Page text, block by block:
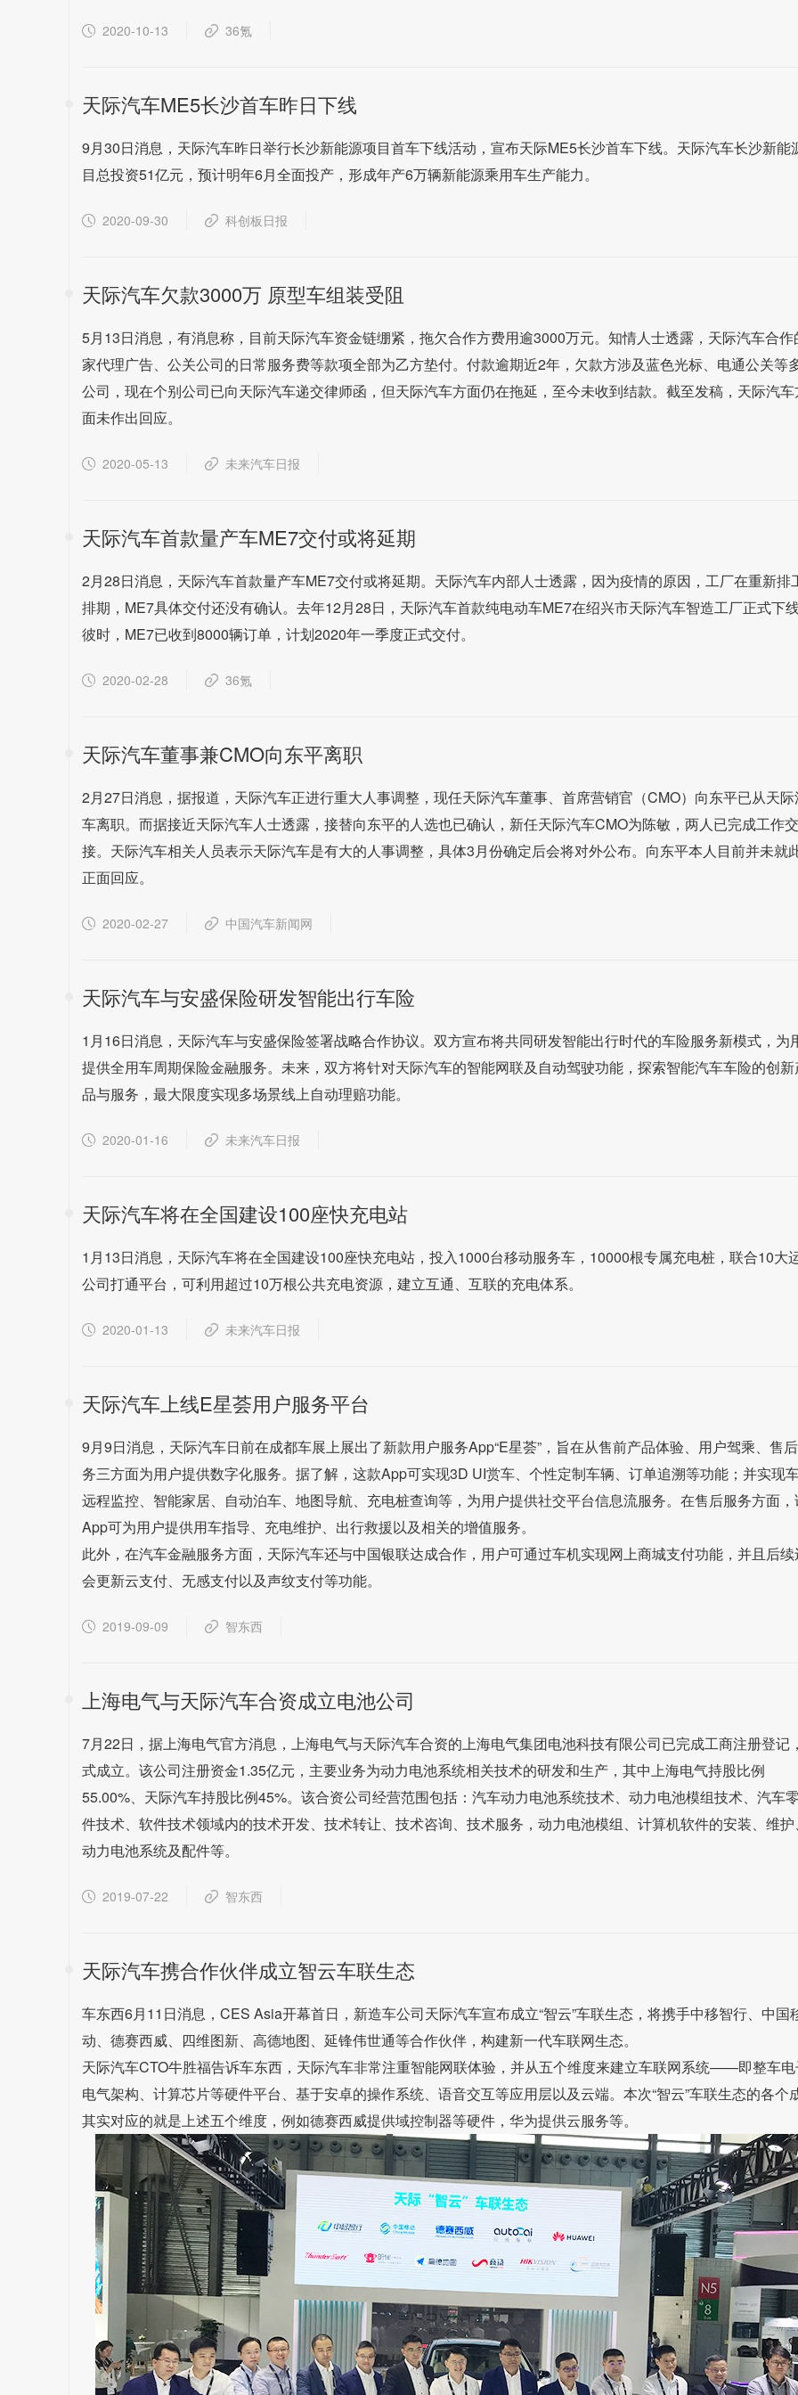
2020-10-13 36氪
天际汽车ME5长沙首车昨日下线
9月30日消息，天际汽车昨日举行长沙新能源项目首车下线活动，宣布天际ME5长沙首车下线。天际汽车长沙新能
目总投资51亿元，预计明年6月全面投产，形成年产6万辆新能源乘用车生产能力。
2020-09-30 科创板日报
天际汽车欠款3000万 原型车组装受阻
5月13日消息，有消息称，目前天际汽车资金链绷紧，拖欠合作方费用逾3000万元。知情人士透露，天际汽车合作
家代理广告、公关公司的日常服务费等款项全部为乙方垫付。付款逾期近2年，欠款方涉及蓝色光标、电通公关等
公司，现在个别公司已向天际汽车递交律师函，但天际汽车方面仍在拖延，至今未收到结款。截至发稿，天际汽车
面未作出回应。
2020-05-13 未来汽车日报
天际汽车首款量产车ME7交付或将延期
2月28日消息，天际汽车首款量产车ME7交付或将延期。天际汽车内部人士透露，因为疫情的原因，工厂在重新排
排期，ME7具体交付还没有确认。去年12月28日，天际汽车首款纯电动车ME7在绍兴市天际汽车智造工厂正式下线
彼时，ME7已收到8000辆订单，计划2020年一季度正式交付。
2020-02-28 36氪
天际汽车董事兼CMO向东平离职
2月27日消息，据报道，天际汽车正进行重大人事调整，现任天际汽车董事、首席营销官（CMO）向东平已从天
车离职。而据接近天际汽车人士透露，接替向东平的人选也已确认，新任天际汽车CMO为陈敏，两人已完成工作交
接。天际汽车相关人员表示天际汽车是有大的人事调整，具体3月份确定后会将对外公布。向东平本人目前并未就
正面回应。
2020-02-27 中国汽车新闻网
天际汽车与安盛保险研发智能出行车险
1月16日消息，天际汽车与安盛保险签署战略合作协议。双方宣布将共同研发智能出行时代的车险服务新模式，为
提供全用车周期保险金融服务。未来，双方将针对天际汽车的智能网联及自动驾驶功能，探索智能汽车车险的创新
品与服务，最大限度实现多场景线上自动理赔功能。
2020-01-16 未来汽车日报
天际汽车将在全国建设100座快充电站
1月13日消息，天际汽车将在全国建设100座快充电站，投入1000台移动服务车，10000根专属充电桩，联合10大
公司打通平台，可利用超过10万根公共充电资源，建立互通、互联的充电体系。
2020-01-13 未来汽车日报
天际汽车上线E星荟用户服务平台
9月9日消息，天际汽车日前在成都车展上展出了新款用户服务App“E星荟”，旨在从售前产品体验、用户驾乘、售
务三方面为用户提供数字化服务。据了解，这款App可实现3D UI赏车、个性定制车辆、订单追溯等功能；并实现
远程监控、智能家居、自动泊车、地图导航、充电桩查询等，为用户提供社交平台信息流服务。在售后服务方面，
App可为用户提供用车指导、充电维护、出行救援以及相关的增值服务。
此外，在汽车金融服务方面，天际汽车还与中国银联达成合作，用户可通过车机实现网上商城支付功能，并且后
会更新云支付、无感支付以及声纹支付等功能。
2019-09-09 智东西
上海电气与天际汽车合资成立电池公司
7月22日，据上海电气官方消息，上海电气与天际汽车合资的上海电气集团电池科技有限公司已完成工商注册登记
式成立。该公司注册资金1.35亿元，主要业务为动力电池系统相关技术的研发和生产，其中上海电气持股比例
55.00%、天际汽车持股比例45%。该合资公司经营范围包括：汽车动力电池系统技术、动力电池模组技术、汽车
件技术、软件技术领域内的技术开发、技术转让、技术咨询、技术服务，动力电池模组、计算机软件的安装、维护、
动力电池系统及配件等。
2019-07-22 智东西
天际汽车携合作伙伴成立智云车联生态
车东西6月11日消息，CES Asia开幕首日，新造车公司天际汽车宣布成立“智云”车联生态，将携手中移智行、中国
动、德赛西威、四维图新、高德地图、延锋伟世通等合作伙伴，构建新一代车联网生态。
天际汽车CTO牛胜福告诉车东西，天际汽车非常注重智能网联体验，并从五个维度来建立车联网系统——即整车电
电气架构、计算芯片等硬件平台、基于安卓的操作系统、语音交互等应用层以及云端。本次“智云”车联生态的各个
其实对应的就是上述五个维度，例如德赛西威提供域控制器等硬件，华为提供云服务等。